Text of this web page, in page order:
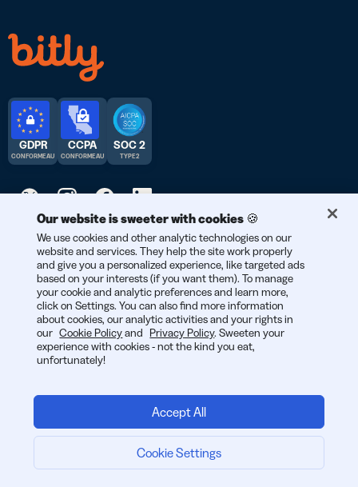
© 2025 Bitly | Fait avec soin à New York City, Denver, Berlin, et
partout dans le monde.
GDPR
CONFORME AU
CCPA
CONFORME AU
SOC 2
TYPE 2
Start now:
Our website is sweeter with cookies 🍪
We use cookies and other analytic technologies on our
website and services. They help the site work properly
and give you a personalized experience, like targeted ads
based on your interests (if you want them). To manage
your cookie and analytic preferences and learn more,
click on Settings. You can also find more information
about cookies, our analytic activities and your rights in
our Cookie Policyand Privacy Policy. Sweeten your
experience with cookies - not the kind you eat,
unfortunately!
Cookie Settings
Accept All